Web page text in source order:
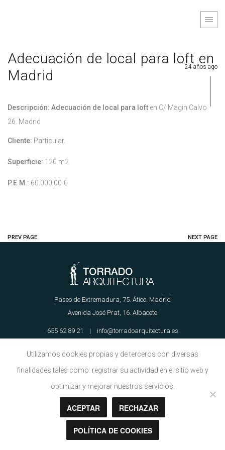
Adecuación de local para loft en
Madrid
24 años ago
Descripción: Adecuación de local para loft en C/ Magin Calvo
26. Madrid
Cliente: Particular.
Superficie: 120 m2
P.E.M.: 60.000,00 €
PREV PAGE NEXT PAGE
Paseo de Extremadura, 75. Ático. Madrid
Avenida José Prat, 16. Albacete
655 62 89 21 | info@torradoarquitectura.es
Copyright © Torrado Arquitectura 2018
Utilizamos cookies propias y de terceros con diversas
finalidades tales como: registrar su actividad en el sitio web y
optimizar y mejorar nuestros servicios.
ACEPTAR RECHAZAR
POLÍTICA DE COOKIES